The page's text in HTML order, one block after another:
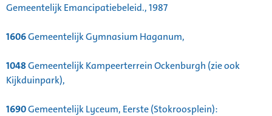
Gemeentelijk Emancipatiebeleid., 1987
1606Gemeentelijk Gymnasium Haganum,
1048Gemeentelijk Kampeerterrein Ockenburgh (zie ook
Kijkduinpark),
1690Gemeentelijk Lyceum, Eerste (Stokroosplein):